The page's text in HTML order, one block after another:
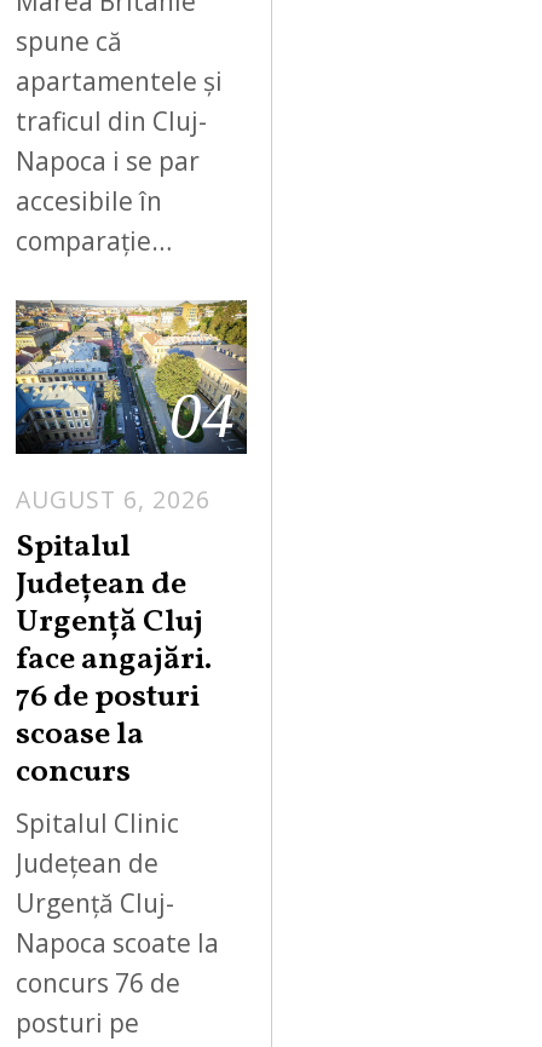
spune că
apartamentele și
traficul din Cluj-
Napoca i se par
accesibile în
comparație…
04
AUGUST 6, 2026
Spitalul
Județean de
Urgență Cluj
face angajări.
76 de posturi
scoase la
concurs
Spitalul Clinic
Județean de
Urgență Cluj-
Napoca scoate la
concurs 76 de
posturi pe